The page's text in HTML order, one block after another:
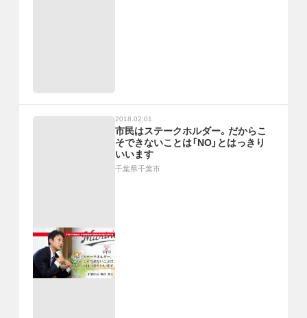
2018.02.01
市民はステークホルダー。だからこ
そできないことは「NO」とはっきり
いいます
千葉県千葉市